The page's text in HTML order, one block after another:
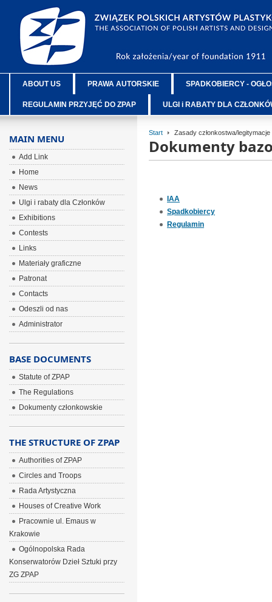
ABOUT US PRAWA AUTORSKIE SPADKOBIERCY -
REGULAMIN PRZYJĘĆ DO ZPAP ULGI i RABATY DLA
Start Zasady członkostwa/legitymacje
Dokumenty
IAA
Spadkobiercy
Regulamin
MAIN MENU
Add Link
Home
News
Ulgi i rabaty dla Członków
Exhibitions
Contests
Links
Materiały graficzne
Patronat
Contacts
Odeszli od nas
Administrator
BASE DOCUMENTS
Statute of ZPAP
The Regulations
Dokumenty członkowskie
THE STRUCTURE OF ZPAP
Authorities of ZPAP
Circles and Troops
Rada Artystyczna
Houses of Creative Work
Pracownie ul. Emaus w
Krakowie
Ogólnopolska Rada
Konserwatorów Dzieł Sztuki przy
ZG ZPAP